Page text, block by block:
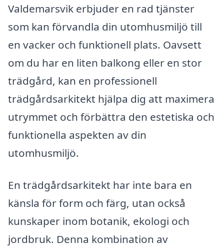
Valdemarsvik erbjuder en rad tjänster
som kan förvandla din utomhusmiljö till
en vacker och funktionell plats. Oavsett
om du har en liten balkong eller en stor
trädgård, kan en professionell
trädgårdsarkitekt hjälpa dig att maximera
utrymmet och förbättra den estetiska och
funktionella aspekten av din
utomhusmiljö.
En trädgårdsarkitekt har inte bara en
känsla för form och färg, utan också
kunskaper inom botanik, ekologi och
jordbruk. Denna kombination av